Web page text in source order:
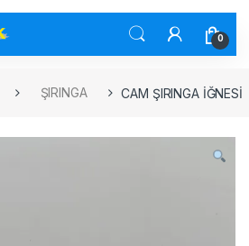
0
ŞIRINGA CAM ŞIRINGA İĞNESİ